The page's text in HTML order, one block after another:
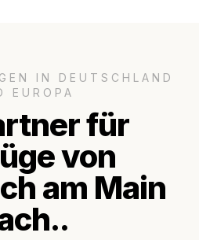
IN DEUTSCHLAND
EUROPA
für
von
am Main